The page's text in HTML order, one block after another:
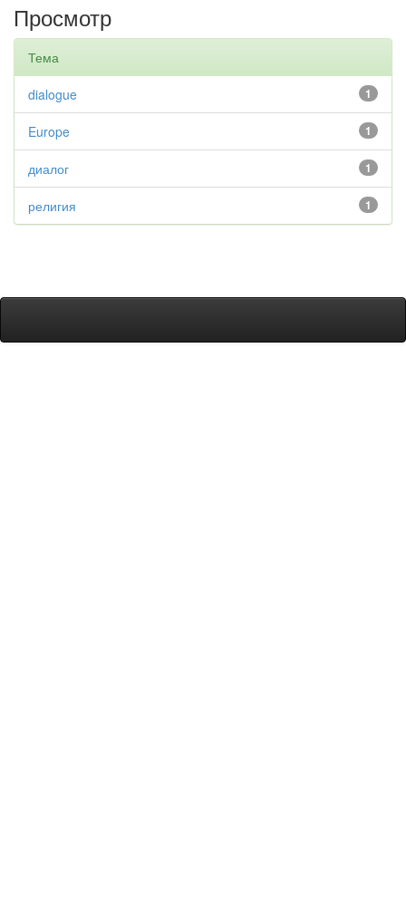
Просмотр
Тема
1
dialogue
1
Europe
1
диалог
1
религия